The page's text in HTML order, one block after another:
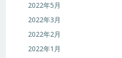
2022年5月
2022年3月
2022年2月
2022年1月